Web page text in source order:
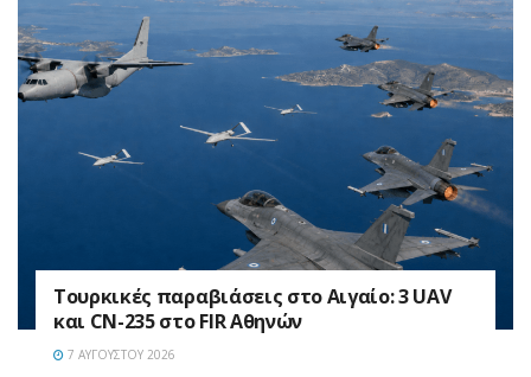
Τουρκικές παραβιάσεις στο Αιγαίο: 3 UAV
και CN-235 στο FIR Αθηνών
7 ΑΥΓΟΎΣΤΟΥ 2026